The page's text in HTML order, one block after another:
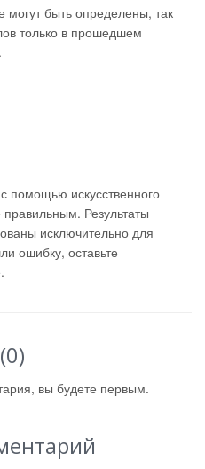
быть определены, так
только в прошедшем
помощью искусственного
Результаты
исключительно для
ошибку, оставьте
вы будете первым.